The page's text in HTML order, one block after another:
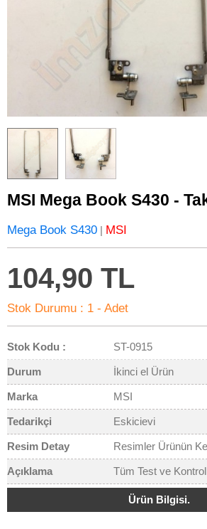
MSI Mega Book S430 -
Mega Book S430 | MSI
104,90 TL
Stok Durumu : 1 - Adet
Stok Kodu : ST-0915
Durum İkinci el Ürün
Marka MSI
Tedarikçi Eskicievi
Resim Detay Resimler Ürünün
Açıklama Tüm Test ve
Ürün Bilgisi.